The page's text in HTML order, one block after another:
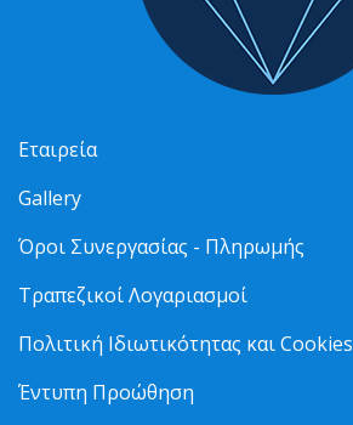
Εταιρεία
Gallery
Όροι Συνεργασίας - Πληρωμής
Τραπεζικοί Λογαριασμοί
Πολιτική Ιδιωτικότητας και Cookies
Έντυπη Προώθηση